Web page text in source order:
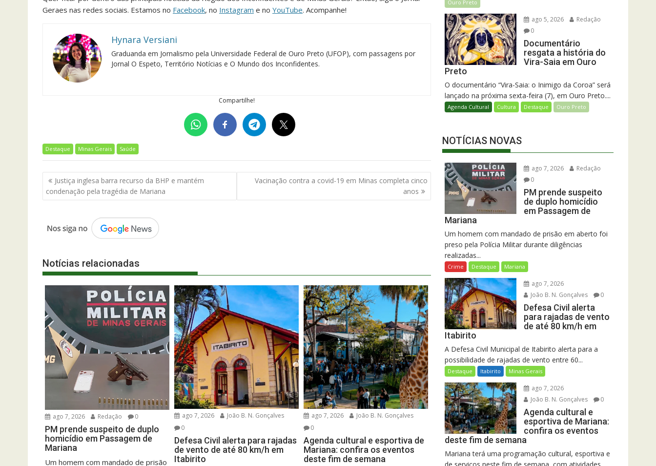
Geraes nas redes sociais. Estamos no Facebook, no Instagram e no YouTube. Acompanhe!
Hynara Versiani
Graduanda em Jornalismo pela Universidade Federal de Ouro Preto (UFOP), com passagens por
Jornal O Espeto, Território Notícias e O Mundo dos Inconfidentes.
Compartilhe!
Destaque Minas Gerais Saúde
Navegação
de
Post
Justiça inglesa barra recurso da BHP e mantém
condenação pela tragédia de Mariana
Vacinação contra a covid-19 em Minas completa cinco
anos
Notícias relacionadas
ago 7, 2026 Redação 0
PM prende suspeito de duplo
homicídio em Passagem de
Mariana
Um homem com mandado de prisão
ago 7, 2026
João B. N. Gonçalves
0
Defesa Civil alerta para rajadas
de vento de até 80 km/h em
Itabirito
ago 7, 2026
João B. N. Gonçalves
0
Agenda cultural e esportiva de
Mariana: confira os eventos
deste fim de semana
Ouro Preto
ago 5, 2026
Redação
0
Documentário
resgata a história do
Vira-Saia em Ouro
Preto
O documentário “Vira-Saia: o Inimigo da Coroa” será
lançado na próxima sexta-feira (7), em Ouro Preto....
Agenda Cultural Cultura Destaque Ouro Preto
NOTÍCIAS NOVAS
ago 7, 2026
Redação
0
PM prende suspeito
de duplo homicídio
em Passagem de
Mariana
Um homem com mandado de prisão em aberto foi
preso pela Polícia Militar durante diligências
realizadas...
Crime Destaque Mariana
ago 7, 2026
João B. N. Gonçalves
0
Defesa Civil alerta
para rajadas de vento
de até 80 km/h em
Itabirito
A Defesa Civil Municipal de Itabirito alerta para a
possibilidade de rajadas de vento entre 60...
Destaque Itabirito Minas Gerais
ago 7, 2026
João B. N. Gonçalves
0
Agenda cultural e
esportiva de Mariana:
confira os eventos
deste fim de semana
Mariana terá uma programação cultural, esportiva e